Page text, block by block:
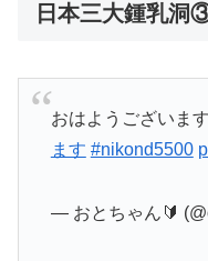
日本三大鍾乳洞
おはようございま
ます #nikond5500
— おとちゃん🔰